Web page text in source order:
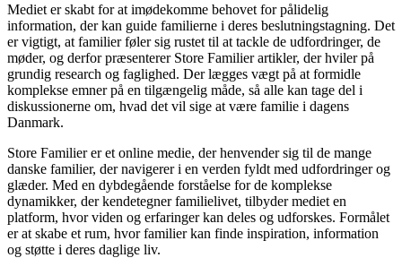
Mediet er skabt for at imødekomme behovet for pålidelig
information, der kan guide familierne i deres beslutningstagning. Det
er vigtigt, at familier føler sig rustet til at tackle de udfordringer, de
møder, og derfor præsenterer Store Familier artikler, der hviler på
grundig research og faglighed. Der lægges vægt på at formidle
komplekse emner på en tilgængelig måde, så alle kan tage del i
diskussionerne om, hvad det vil sige at være familie i dagens
Danmark.
Store Familier er et online medie, der henvender sig til de mange
danske familier, der navigerer i en verden fyldt med udfordringer og
glæder. Med en dybdegående forståelse for de komplekse
dynamikker, der kendetegner familielivet, tilbyder mediet en
platform, hvor viden og erfaringer kan deles og udforskes. Formålet
er at skabe et rum, hvor familier kan finde inspiration, information
og støtte i deres daglige liv.